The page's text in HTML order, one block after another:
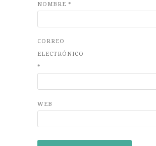
NOMBRE *
CORREO
ELECTRÓNICO
*
WEB